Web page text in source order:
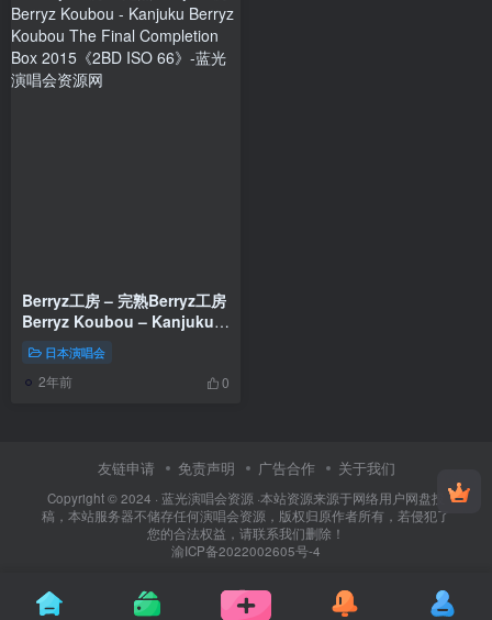
Berryz工房 – 完熟Berryz工房
Berryz Koubou – Kanjuku
Berryz Koubou The Final
Completion Box 2015《2BD
ISO 66》
日本演唱会
2年前 0
友链申请 免责声明 广告合作 关于我们
Copyright © 2024 · 蓝光演唱会资源 ·本站资源来源于网络用户网盘投
稿，本站服务器不储存任何演唱会资源，版权归原作者所有，若侵犯了
您的合法权益，请联系我们删除！
渝ICP备2022002605号-4